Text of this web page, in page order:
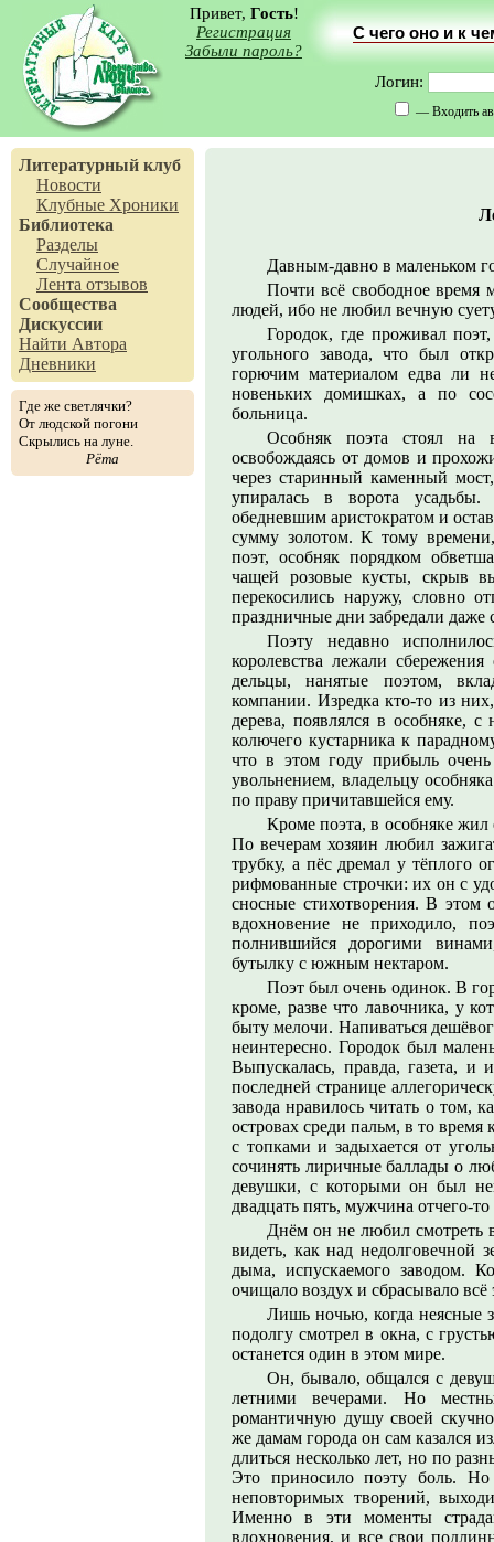
Привет, Гость!
Регистрация
Забыли пароль?
С чего оно и к
Логин:
— Входить
Литературный клуб
Новости
Клубные Хроники
Библиотека
Разделы
Случайное
Лента отзывов
Сообщества
Дискуссии
Найти Автора
Дневники
Где же светлячки?
От людской погони
Скрылись на луне.
Рёта
Давным-давно в маленьком
Почти всё свободное время
людей, ибо не любил вечную
Городок, где проживал
угольного завода, что был
горючим материалом едва ли
новеньких домишках, а по
больница.
Особняк поэта стоял на
освобождаясь от домов и
через старинный каменный
упиралась в ворота
обедневшим аристократом и
сумму золотом. К тому времени,
поэт, особняк порядком
чащей розовые кусты, скрыв
перекосились наружу, словно
праздничные дни забредали даже
Поэту недавно
королевства лежали
дельцы, нанятые поэтом,
компании. Изредка кто-то из
дерева, появлялся в особняке,
колючего кустарника к
что в этом году прибыль
увольнением, владельцу
по праву причитавшейся ему.
Кроме поэта, в особняке
По вечерам хозяин любил
трубку, а пёс дремал у тёплого
рифмованные строчки: их он с
сносные стихотворения. В
вдохновение не приходило,
полнившийся дорогими
бутылку с южным нектаром.
Поэт был очень одинок. В
кроме, разве что лавочника, у
быту мелочи. Напиваться
неинтересно. Городок был
Выпускалась, правда, газета, и
последней странице
завода нравилось читать о том,
островах среди пальм, в то
с топками и задыхается от
сочинять лиричные баллады о
девушки, с которыми он был
двадцать пять, мужчина отчего-
Днём он не любил смотреть
видеть, как над недолговечной
дыма, испускаемого заводом.
очищало воздух и сбрасывало
Лишь ночью, когда неясные
подолгу смотрел в окна, с
останется один в этом мире.
Он, бывало, общался с
летними вечерами. Но
романтичную душу своей
же дамам города он сам казался
длиться несколько лет, но по
Это приносило поэту боль.
неповторимых творений,
Именно в эти моменты
вдохновения, и все свои